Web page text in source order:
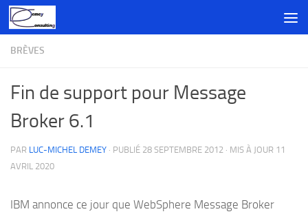
Skip to content
BRÈVES
Fin de support pour Message
Broker 6.1
PAR LUC-MICHEL DEMEY · PUBLIÉ 28 SEPTEMBRE 2012 · MIS À JOUR 11
AVRIL 2020
IBM annonce ce jour que WebSphere Message Broker